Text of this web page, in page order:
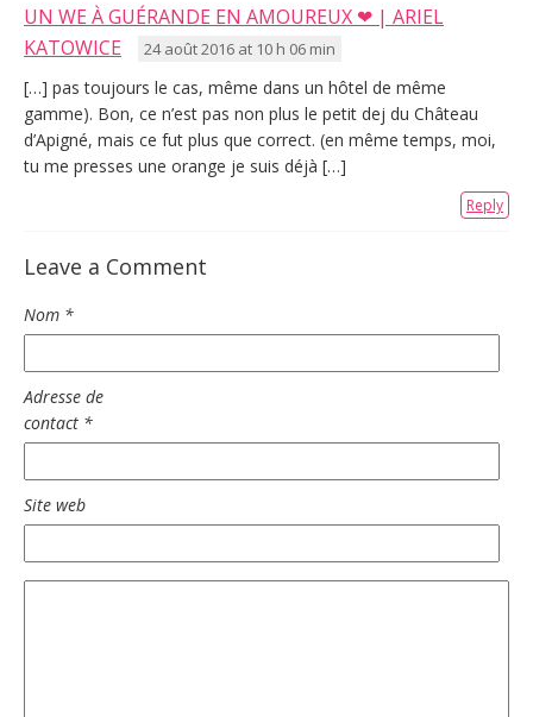
UN WE À GUÉRANDE EN AMOUREUX ❤ | ARIEL
KATOWICE
24 août 2016 at 10 h 06 min
[…] pas toujours le cas, même dans un hôtel de même
gamme). Bon, ce n’est pas non plus le petit dej du Château
d’Apigné, mais ce fut plus que correct. (en même temps, moi,
tu me presses une orange je suis déjà […]
Reply
Leave a Comment
Nom *
Adresse de
contact *
Site web